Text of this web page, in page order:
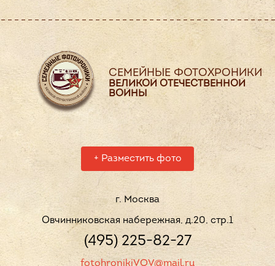
СЕМЕЙНЫЕ ФОТОХРОНИКИ
ВЕЛИКОЙ ОТЕЧЕСТВЕННОЙ
ВОЙНЫ
+ Разместить фото
г. Москва
Овчинниковская набережная, д.20, стр.1
(495) 225-82-27
fotohronikiVOV@mail.ru